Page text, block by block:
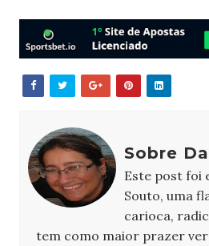
Sobre
Este post foi
Souto, uma
carioca,
tem como maior prazer